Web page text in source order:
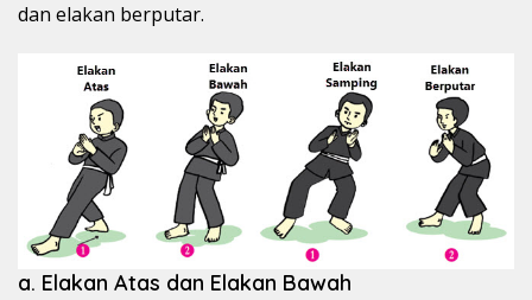
dan elakan berputar.
a. Elakan Atas dan Elakan Bawah